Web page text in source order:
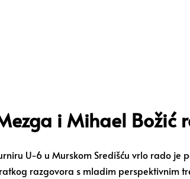
i Mihael Božić
U-6 u Murskom Središću vrlo rado je
razgovora s mladim perspektivnim